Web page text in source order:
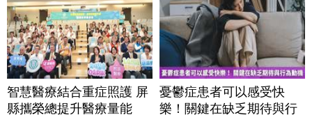
智慧醫療結合重症照護 屏
縣攜榮總提升醫療量能
憂鬱症患者可以感受快
樂！關鍵在缺乏期待與行